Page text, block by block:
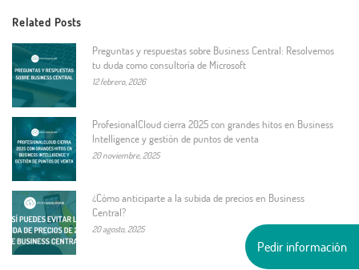
Pedir información
Related Posts
Preguntas y respuestas sobre Business Central: Resolvemos
tu duda como consultoría de Microsoft
12 febrero, 2026
ProfesionalCloud cierra 2025 con grandes hitos en Business
Intelligence y gestión de puntos de venta
20 noviembre, 2025
¿Cómo anticiparte a la subida de precios en Business
Central?
20 agosto, 2025